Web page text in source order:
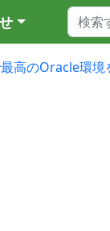
高のOracle環境